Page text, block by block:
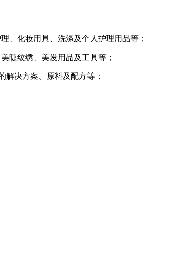
、化妆用具、洗涤及个人护理用品等；
睫纹绣、美发用品及工具等；
解决方案、原料及配方等；